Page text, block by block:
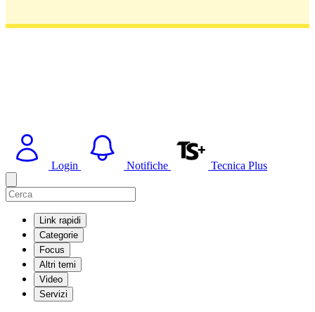
Login Notifiche Tecnica Plus
Link rapidi
Categorie
Focus
Altri temi
Video
Servizi